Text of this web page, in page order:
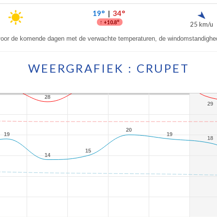
19°| 34°
↑ +10.8° 25 km/u
de komende dagen met de verwachte temperaturen, de
WEERGRAFIEK : CRUPET
28
28
29
29
19
19
14
14
15
15
20
20
19
19
18
18